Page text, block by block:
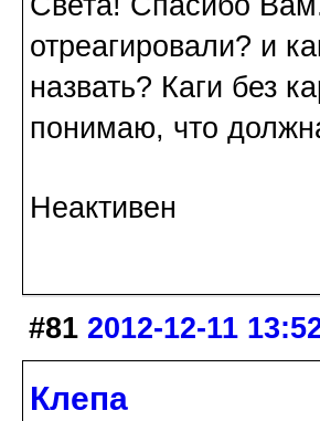
отреагировали? и
назвать? Каги без
понимаю, что
Неактивен
#81 2012-12-11
Клепа